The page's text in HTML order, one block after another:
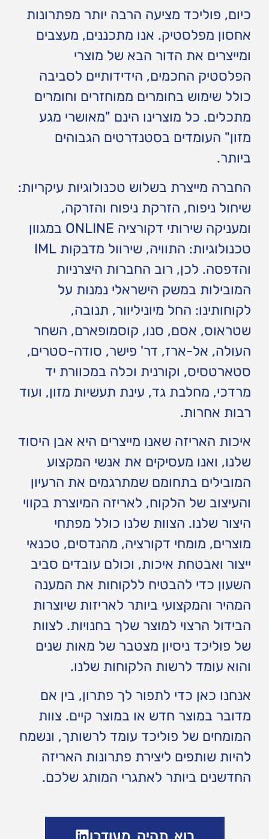
כיום, פוליכד מציעה הרבה יותר מפתרונות
אחסון מפלסטיק. אנו מתכננים, מעצבים
ומייצרים את הדור הבא של מוצרי
הפלסטיק החכמים, הידידותיים לסביבה
כולל שימוש בחומרים ממוחזרים וחומרים
מתכלים. כל מוצרינו הינם "מאושרי מגע
מזון" העומדים בסטנדרטים הגבוהים
ביותר.
החברה מייצרת בשלוש טכנולוגיות עיקריות:
שיחול ניפוח, הזרקת ניפוח והזרקה,
ומעניקה שירותי דקורציה ONLINE במגוון
טכנולוגיות: התוויה, שירוול מדבקות IML
והדפסה. לכן, רוב החברות היצרניות
המובילות במשק הישראלי נמנות על
לקוחותינו: החל מיוניליוור, תנובה,
שטראוס, אסם, סנו, קוסמופארם, השחר
העולה, אל-ארז, דר' פישר, סודה-סטרים,
סטארטסיס, וקורנית וכלה במכוורת יד
מרדכי, מחלבת גד, עינת תעשיות מזון, ועוד
רבות אחרות.
איכות האריזה שאנו מייצרים היא אבן היסוד
שלנו, ואנו מעסיקים את אנשי המקצוע
המובילים בתחומם שמתרגמים את הרעיון
והעיצוב של הלקוח, לאריזה המיוצרת בקווי
היצור שלנו. הצוות שלנו כולל מפתחי
מוצרים, מומחי דקורציה, מהנדסים, טכנאי
ייצור ואבטחת איכות, וכולם עובדים סביב
השעון כדי להבטיח ללקוחות את המענה
המהיר והמקצועי ביותר לאריזות שיוצרות
הבידול הרצוי למוצר שלך בחנויות. לצוות
של פוליכד ניסיון מצטבר של מאות שנים
והוא עומד לרשות הלקוחות שלנו.
אנחנו כאן כדי לתפור לך פתרון, בין אם
מדובר במוצר חדש או במוצר קיים. צוות
המומחים של פוליכד עומד לרשותך, ונשמח
להיות שותפים ליצירת פתרונות האריזה
החדשנים ביותר לאתגרי המותג שלכם.